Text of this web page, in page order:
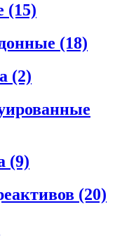
(15)
(18)
(2)
(9)
(20)